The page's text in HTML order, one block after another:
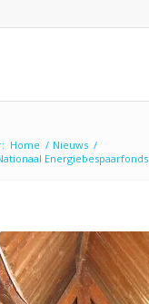
Home / Nieuws /
Energiebespaarfonds